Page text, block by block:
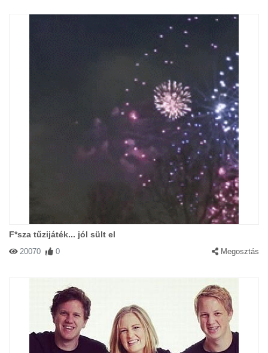
F*sza tűzijáték... jól sült el
20070 0 Megosztás